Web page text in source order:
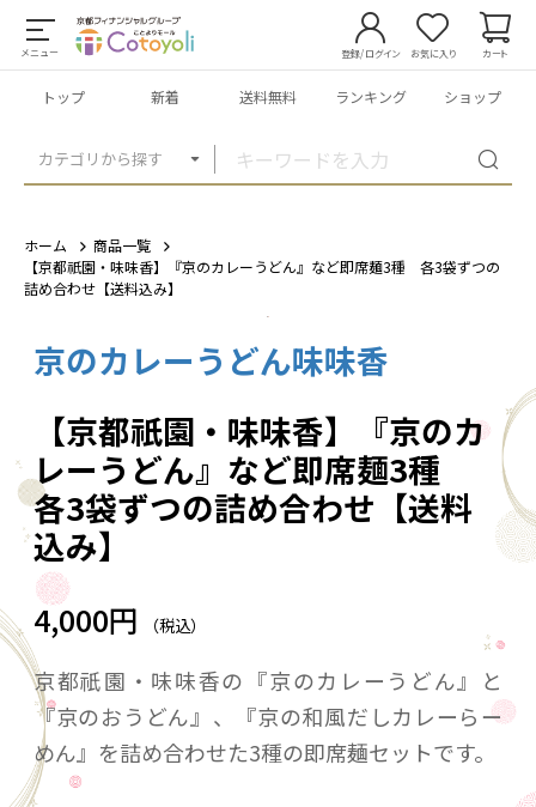
メニュー
カテゴリから探す
登録/ログイン お気に入り カート
トップ 新着 送料無料 ランキング ショップ
ホーム
商品一覧
【京都祇園・味味香】『京のカレーうどん』など即席麺3種 各3袋ずつの
詰め合わせ【送料込み】
京のカレーうどん味味香
【京都祇園・味味香】『京のカ
レーうどん』など即席麺3種
各3袋ずつの詰め合わせ【送料
込み】
4,000円 （税込）
京都祇園・味味香の『京のカレーうどん』と
『京のおうどん』、『京の和風だしカレーらー
めん』を詰め合わせた3種の即席麺セットです。